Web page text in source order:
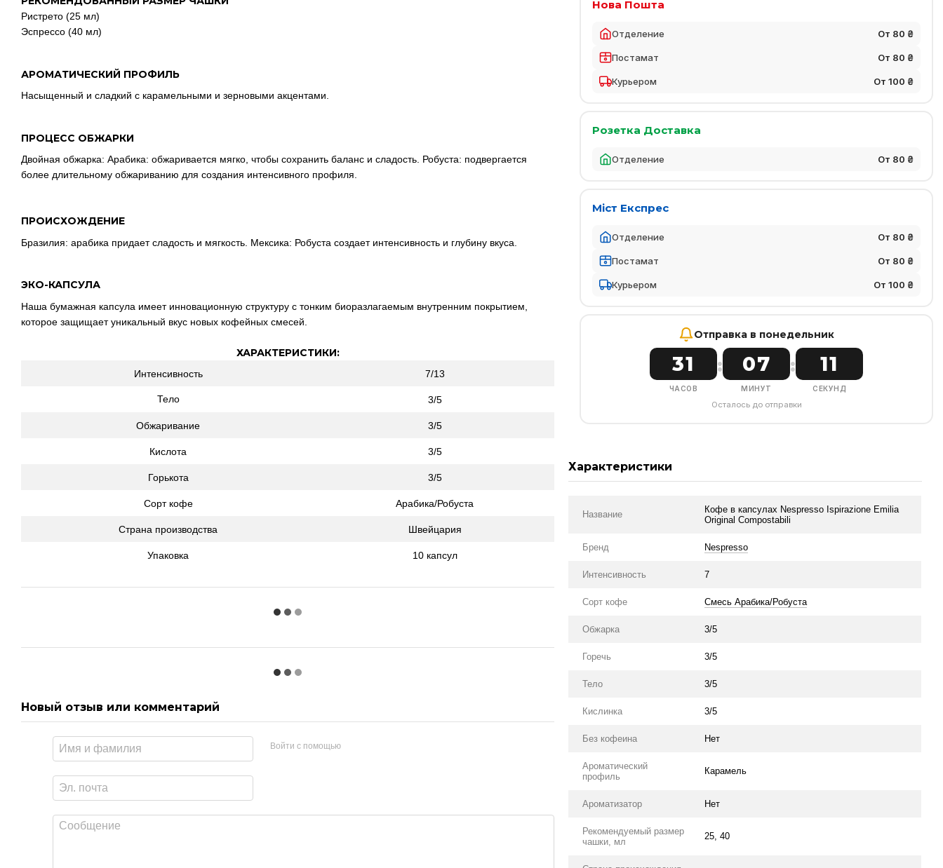
Ристрето (25 мл)
Эспрессо (40 мл)
АРОМАТИЧЕСКИЙ ПРОФИЛЬ
Насыщенный и сладкий с карамельными и зерновыми акцентами.
ПРОЦЕСС ОБЖАРКИ
Двойная обжарка: Арабика: обжаривается мягко, чтобы сохранить баланс и сладость. Робуста: подвергается
более длительному обжариванию для создания интенсивного профиля.
ПРОИСХОЖДЕНИЕ
Бразилия: арабика придает сладость и мягкость. Мексика: Робуста создает интенсивность и глубину вкуса.
ЭКО-КАПСУЛА
Наша бумажная капсула имеет инновационную структуру с тонким биоразлагаемым внутренним покрытием,
которое защищает уникальный вкус новых кофейных смесей.
ХАРАКТЕРИСТИКИ:
Интенсивность 7/13
Тело 3/5
Обжаривание 3/5
Кислота 3/5
Горькота 3/5
Сорт кофе Арабика/Робуста
Страна производства Швейцария
Упаковка 10 капсул
Новый отзыв или комментарий
Войти с помощью
Нова Пошта
Отделение От 80 ₴
Постамат От 80 ₴
Курьером От 100 ₴
Розетка Доставка
Отделение От 80 ₴
Міст Експрес
Отделение От 80 ₴
Постамат От 80 ₴
Курьером От 100 ₴
Отправка в понедельник
31
ЧАСОВ
: 07
МИНУТ
: 10
СЕКУНД
Осталось до отправки
Характеристики
Название
Кофе в капсулах Nespresso Ispirazione Emilia
Original Compostabili
Бренд Nespresso
Интенсивность 7
Сорт кофе Смесь Арабика/Робуста
Обжарка 3/5
Горечь 3/5
Тело 3/5
Кислинка 3/5
Без кофеина Нет
Ароматический
профиль
Карамель
Ароматизатор Нет
Рекомендуемый размер
чашки, мл
25, 40